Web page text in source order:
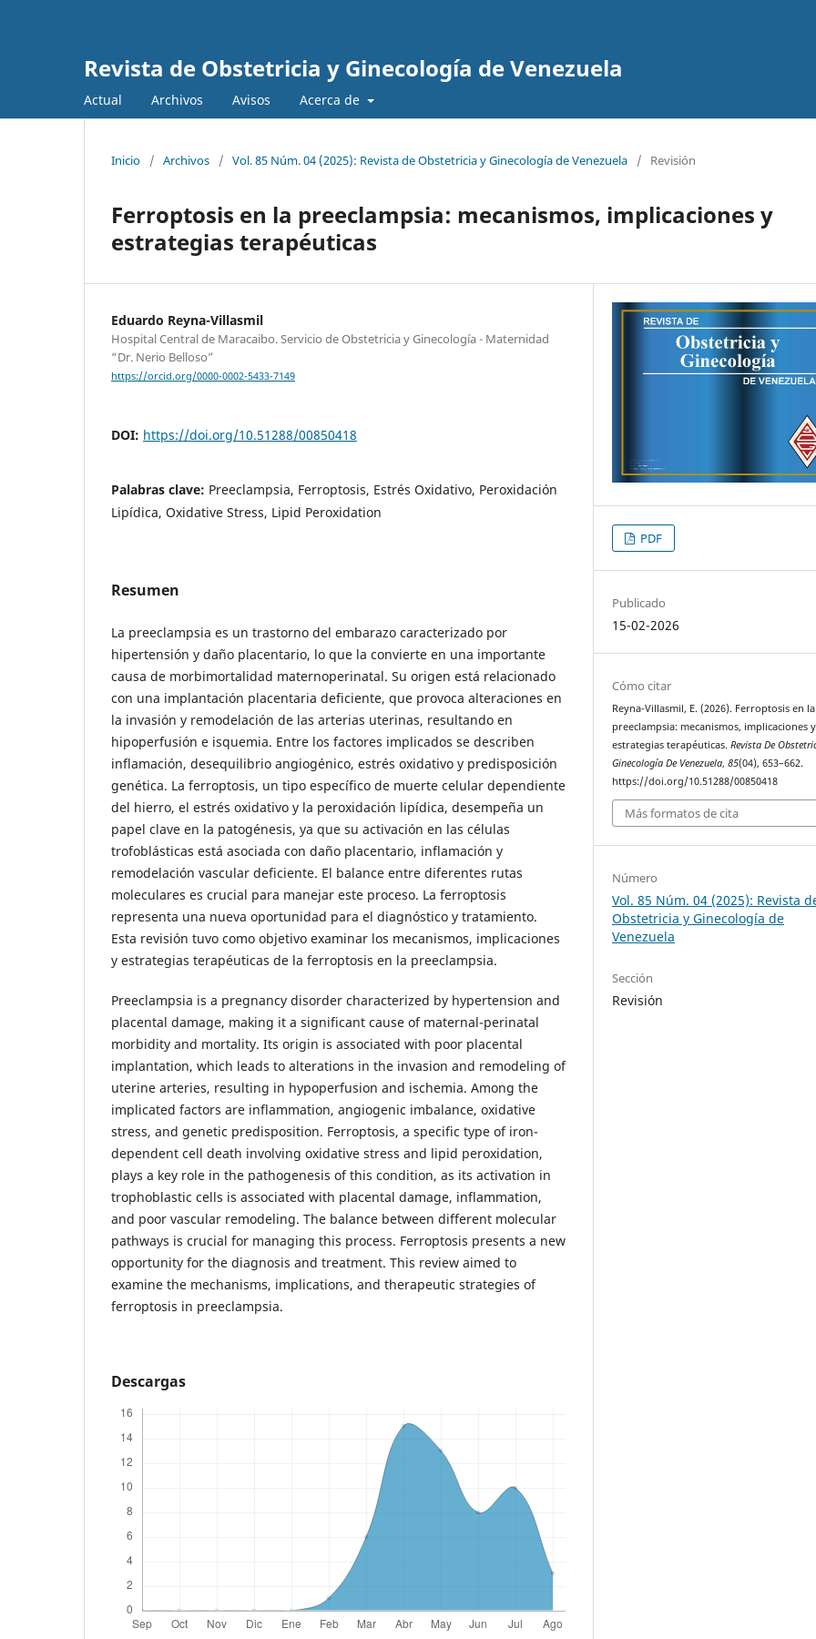
Revista de Obstetricia y Ginecología de Venezuela
Actual Archivos Avisos Acerca de
Inicio / Archivos / Vol. 85 Núm. 04 (2025): Revista de Obstetricia y Ginecología de Venezuela / Revisión
Ferroptosis en la preeclampsia: mecanismos, implicaciones y
estrategias terapéuticas
Eduardo Reyna-Villasmil
Hospital Central de Maracaibo. Servicio de Obstetricia y Ginecología - Maternidad
“Dr. Nerio Belloso”
https://orcid.org/0000-0002-5433-7149
DOI: https://doi.org/10.51288/00850418
Palabras clave: Preeclampsia, Ferroptosis, Estrés Oxidativo, Peroxidación
Lipídica, Oxidative Stress, Lipid Peroxidation
Resumen
La preeclampsia es un trastorno del embarazo caracterizado por
hipertensión y daño placentario, lo que la convierte en una importante
causa de morbimortalidad maternoperinatal. Su origen está relacionado
con una implantación placentaria deficiente, que provoca alteraciones en
la invasión y remodelación de las arterias uterinas, resultando en
hipoperfusión e isquemia. Entre los factores implicados se describen
inflamación, desequilibrio angiogénico, estrés oxidativo y predisposición
genética. La ferroptosis, un tipo específico de muerte celular dependiente
del hierro, el estrés oxidativo y la peroxidación lipídica, desempeña un
papel clave en la patogénesis, ya que su activación en las células
trofoblásticas está asociada con daño placentario, inflamación y
remodelación vascular deficiente. El balance entre diferentes rutas
moleculares es crucial para manejar este proceso. La ferroptosis
representa una nueva oportunidad para el diagnóstico y tratamiento.
Esta revisión tuvo como objetivo examinar los mecanismos, implicaciones
y estrategias terapéuticas de la ferroptosis en la preeclampsia.
Preeclampsia is a pregnancy disorder characterized by hypertension and
placental damage, making it a significant cause of maternal-perinatal
morbidity and mortality. Its origin is associated with poor placental
implantation, which leads to alterations in the invasion and remodeling of
uterine arteries, resulting in hypoperfusion and ischemia. Among the
implicated factors are inflammation, angiogenic imbalance, oxidative
stress, and genetic predisposition. Ferroptosis, a specific type of iron-
dependent cell death involving oxidative stress and lipid peroxidation,
plays a key role in the pathogenesis of this condition, as its activation in
trophoblastic cells is associated with placental damage, inflammation,
and poor vascular remodeling. The balance between different molecular
pathways is crucial for managing this process. Ferroptosis presents a new
opportunity for the diagnosis and treatment. This review aimed to
examine the mechanisms, implications, and therapeutic strategies of
ferroptosis in preeclampsia.
Descargas
PDF
Publicado
15-02-2026
Cómo citar
Reyna-Villasmil, E. (2026). Ferroptosis en la
preeclampsia: mecanismos, implicaciones y
estrategias terapéuticas.Revista De
Ginecología De Venezuela,85(04), 653–662.
https://doi.org/10.51288/00850418
Más formatos de cita
Número
Vol. 85 Núm. 04 (2025): Revista
Obstetricia y Ginecología de
Venezuela
Sección
Revisión